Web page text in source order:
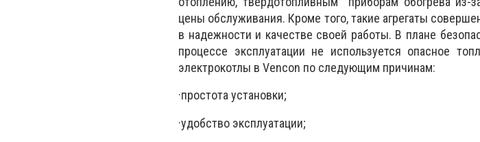
цены обслуживания. Кроме того, такие агрегаты
в надежности и качестве своей работы. В плане
процессе эксплуатации не используется опасное
электрокотлы в Vencon по следующим причинам:
·простота установки;
·удобство эксплуатации;